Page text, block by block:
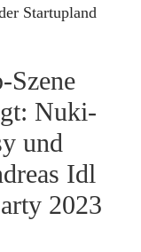
Startupland
Szene
Nuki-
und
Idl
2023